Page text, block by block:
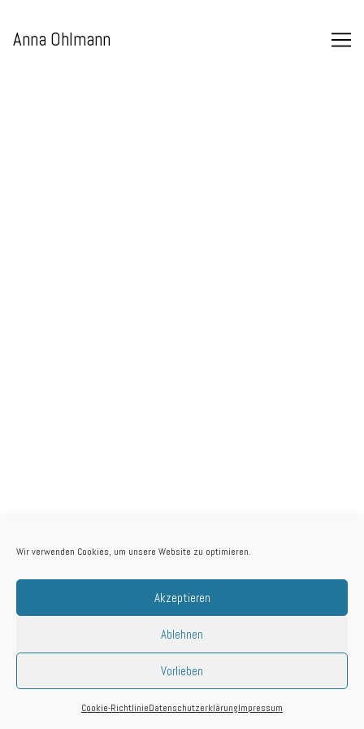
Wir verwenden Cookies, um unsere Website zu optimieren.
Akzeptieren
Ablehnen
Vorlieben
Cookie-RichtlinieDatenschutzerklärungImpressum
Content
Anna Ohlmann
© 2026 Anna
Biografie Kontakt
Impressum
Datenschutzerklärung